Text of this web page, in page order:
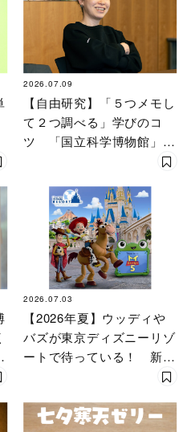
2026.07.09
【自由研究】「５つメモし
て２つ調べる」学びのコ
ツ 「国立科学博物館」の
研究者が解説『いきもの超
2026.07.03
【2026年夏】ウッディや
バズが東京ディズニーリゾ
ートで待っている！ 新し
いスペシャルメニューも